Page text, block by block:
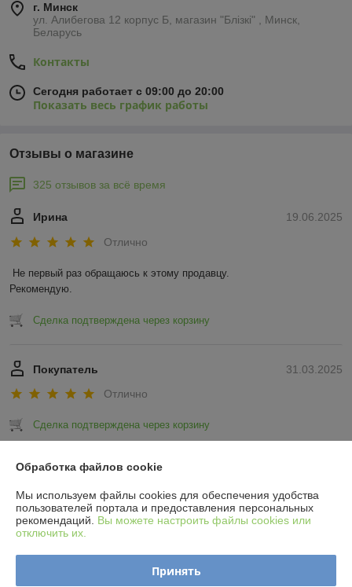
г. Минск
ул. Алибегова 12 корпус Б, магазин "Блiзкi" , Минск,
Беларусь
Контакты
Сегодня работает с 09:00 до 20:00
Показать весь график работы
Отзывы о магазине
325 отзывов за всё время
19.06.2025
Ирина
Отлично
Не первый раз обращаюсь к этому продавцу.
Рекомендую.
Сделка подтверждена через корзину
31.03.2025
Покупатель
Отлично
Сделка подтверждена через корзину
Показать все отзывы
О нас
Контакты
Обработка файлов cookie
Мы используем файлы cookies для обеспечения удобства
пользователей портала и предоставления персональных
рекомендаций. Вы можете настроить файлы cookies или
отключить их.
Принять